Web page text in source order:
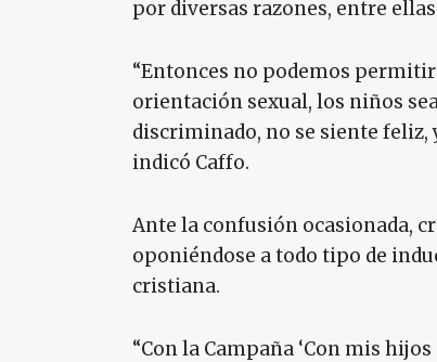
por diversas razones, entre
“Entonces no podemos
orientación sexual, los niños
discriminado, no se siente feliz,
indicó Caffo.
Ante la confusión ocasionada,
oponiéndose a todo tipo de
cristiana.
“Con la Campaña ‘Con mis